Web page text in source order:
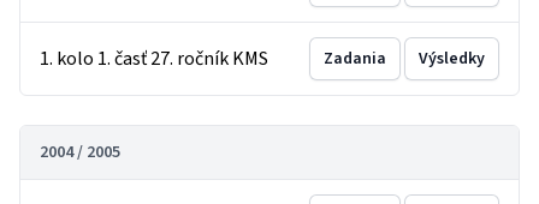
1. kolo 1. časť 27. ročník KMS Zadania Výsledky
2004 / 2005